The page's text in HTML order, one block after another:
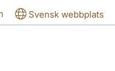
Svensk webbplats